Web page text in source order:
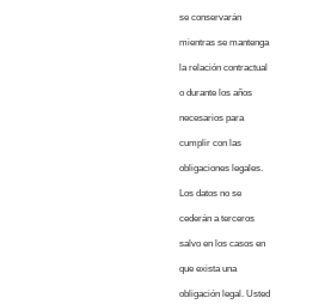
se conservarán
mientras se mantenga
la relación contractual
o durante los años
necesarios para
cumplir con las
obligaciones legales.
Los datos no se
cederán a terceros
salvo en los casos en
que exista una
obligación legal. Usted